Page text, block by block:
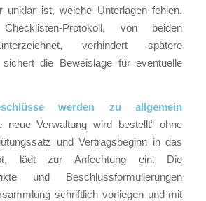
unklar ist, welche Unterlagen fehlen.
Protokoll, von beiden
verhindert spätere
sichert die Beweislage für eventuelle
werden zu allgemein
neue Verwaltung wird bestellt“ ohne
und Vertragsbeginn in das
lädt zur Anfechtung ein. Die
und Beschlussformulierungen
schriftlich vorliegen und mit